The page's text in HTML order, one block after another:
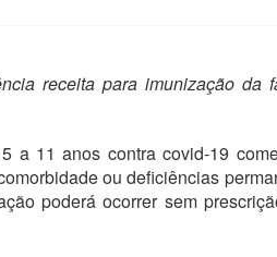
receita para imunização
a 11 anos contra covid-19
ou deficiências
poderá ocorrer sem